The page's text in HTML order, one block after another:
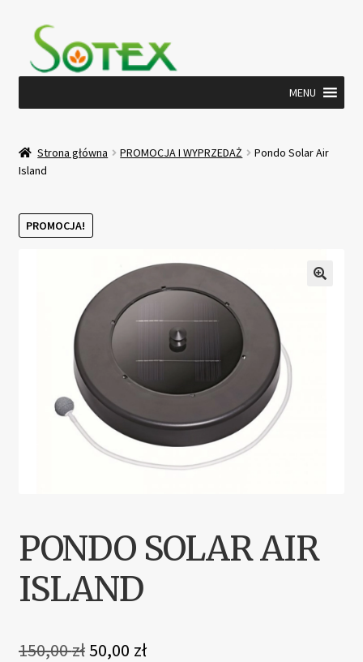
Przejdź
nawigacji
Przejdź
treści
MENU
Strona główna PROMOCJA I WYPRZEDAŻ
Pondo Solar Air
Island
PROMOCJA!
PONDO SOLAR AIR
ISLAND
150,00złPierwotna
50,00 złAktualna